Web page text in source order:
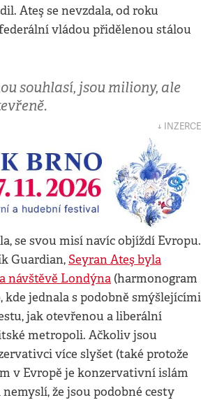
Ateş se nevzdala, od roku
vládou přidělenou stálou
souhlasí, jsou miliony, ale
↓ INZERCE
se svou misí navíc objíždí Evropu.
Guardian, Seyran Ateş byla
návštěvě Londýna (harmonogram
jednala s podobně smýšlejícími
jak otevřenou a liberální
metropoli. Ačkoliv jsou
více slyšet (také protože
v Evropě je konzervativní islám
že jsou podobné cesty